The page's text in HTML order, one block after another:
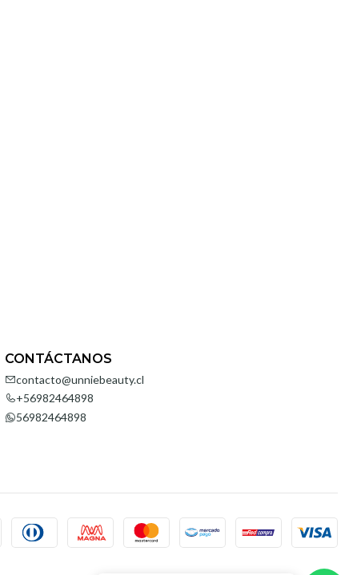
CONTÁCTANOS
contacto@unniebeauty.cl
+56982464898
56982464898